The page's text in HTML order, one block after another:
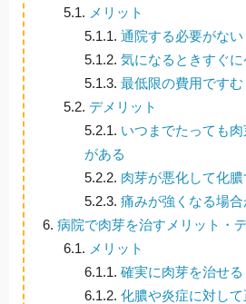
5.1. メリット
5.1.1. 通院する必要がない
5.1.2. 気になるときすぐに
5.1.3. 最低限の費用ですむ
5.2. デメリット
5.2.1. いつまでたっても
がある
5.2.2. 肉芽が悪化して化
5.2.3. 痛みが強くなる場合
6. 病院で肉芽を治すメリット・
6.1. メリット
6.1.1. 確実に肉芽を治せる
6.1.2. 化膿や炎症に対し